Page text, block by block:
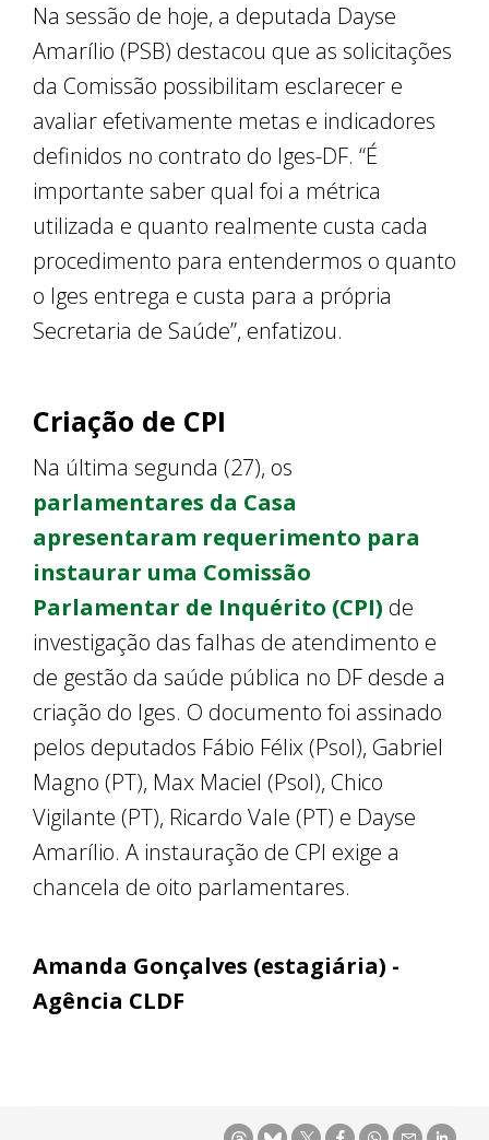
Na sessão de hoje, a deputada Dayse
Amarílio (PSB) destacou que as solicitações
da Comissão possibilitam esclarecer e
avaliar efetivamente metas e indicadores
definidos no contrato do Iges-DF. “É
importante saber qual foi a métrica
utilizada e quanto realmente custa cada
procedimento para entendermos o quanto
o Iges entrega e custa para a própria
Secretaria de Saúde”, enfatizou.
Criação de CPI
Na última segunda (27), os
parlamentares da Casa
apresentaram requerimento para
instaurar uma Comissão
Parlamentar de Inquérito (CPI) de
investigação das falhas de atendimento e
de gestão da saúde pública no DF desde a
criação do Iges. O documento foi assinado
pelos deputados Fábio Félix (Psol), Gabriel
Magno (PT), Max Maciel (Psol), Chico
Vigilante (PT), Ricardo Vale (PT) e Dayse
Amarílio. A instauração de CPI exige a
chancela de oito parlamentares.
Amanda Gonçalves (estagiária) -
Agência CLDF